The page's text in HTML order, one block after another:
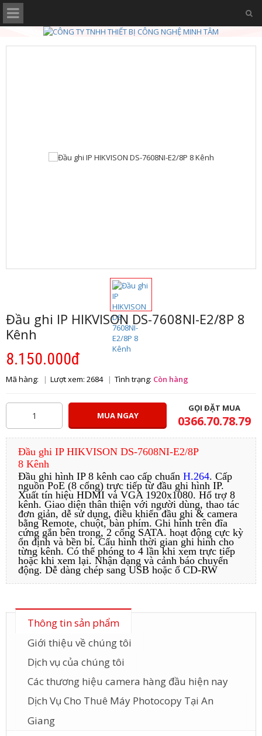
Đầu ghi IP HIKVISON DS-7608NI-E2/8P 8
Kênh
8.150.000đ
Mã hàng: Lượt xem: 2684 Tình trạng: Còn hàng
MUA NGAY
GỌI ĐẶT MUA
0366.70.78.79
Đầu ghi IP HIKVISON DS-7608NI-E2/8P
8 Kênh
Đầu ghi hình IP 8 kênh cao cấp chuẩn H.264. Cấp
nguồn PoE (8 cổng) trực tiếp từ đầu ghi hình IP.
Xuất tín hiệu HDMI và VGA 1920x1080. Hổ trợ 8
kênh. Giao diện thân thiện với người dùng, thao tác
đơn giản, dễ sử dụng, điều khiển đầu ghi & camera
bằng Remote, chuột, bàn phím. Ghi hình trên đĩa
cứng gắn bên trong, 2 cổng SATA. hoạt động cực kỳ
ổn định và bền bỉ. Cấu hình thời gian ghi hinh cho
từng kênh. Có thể phóng to 4 lần khi xem trực tiếp
hoặc khi xem lại. Nhận dạng và cảnh báo chuyển
động. Dễ dàng chép sang USB hoặc ổ CD-RW
Thông tin sản phẩm
Giới thiệu về chúng tôi
Dịch vụ của chúng tôi
Các thương hiệu camera hàng đầu hiện nay
Dịch Vụ Cho Thuê Máy Photocopy Tại An
Giang